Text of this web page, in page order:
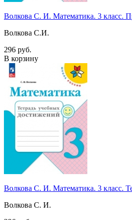
Волкова С. И. Математика. 3
Волкова С.И.
296 руб.
В корзину
Волкова С. И. Математика. 3
Волкова С. И.